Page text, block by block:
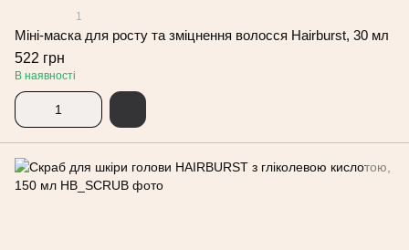
1
Міні-маска для росту та зміцнення волосся Hairburst, 30 мл
522 грн
В наявності